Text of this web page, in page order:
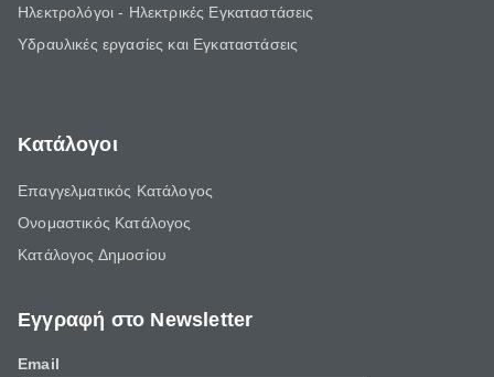
Ηλεκτρολόγοι - Ηλεκτρικές Εγκαταστάσεις
Υδραυλικές εργασίες και Εγκαταστάσεις
Κατάλογοι
Επαγγελματικός Κατάλογος
Ονομαστικός Κατάλογος
Κατάλογος Δημοσίου
Εγγραφή στο Newsletter
Email